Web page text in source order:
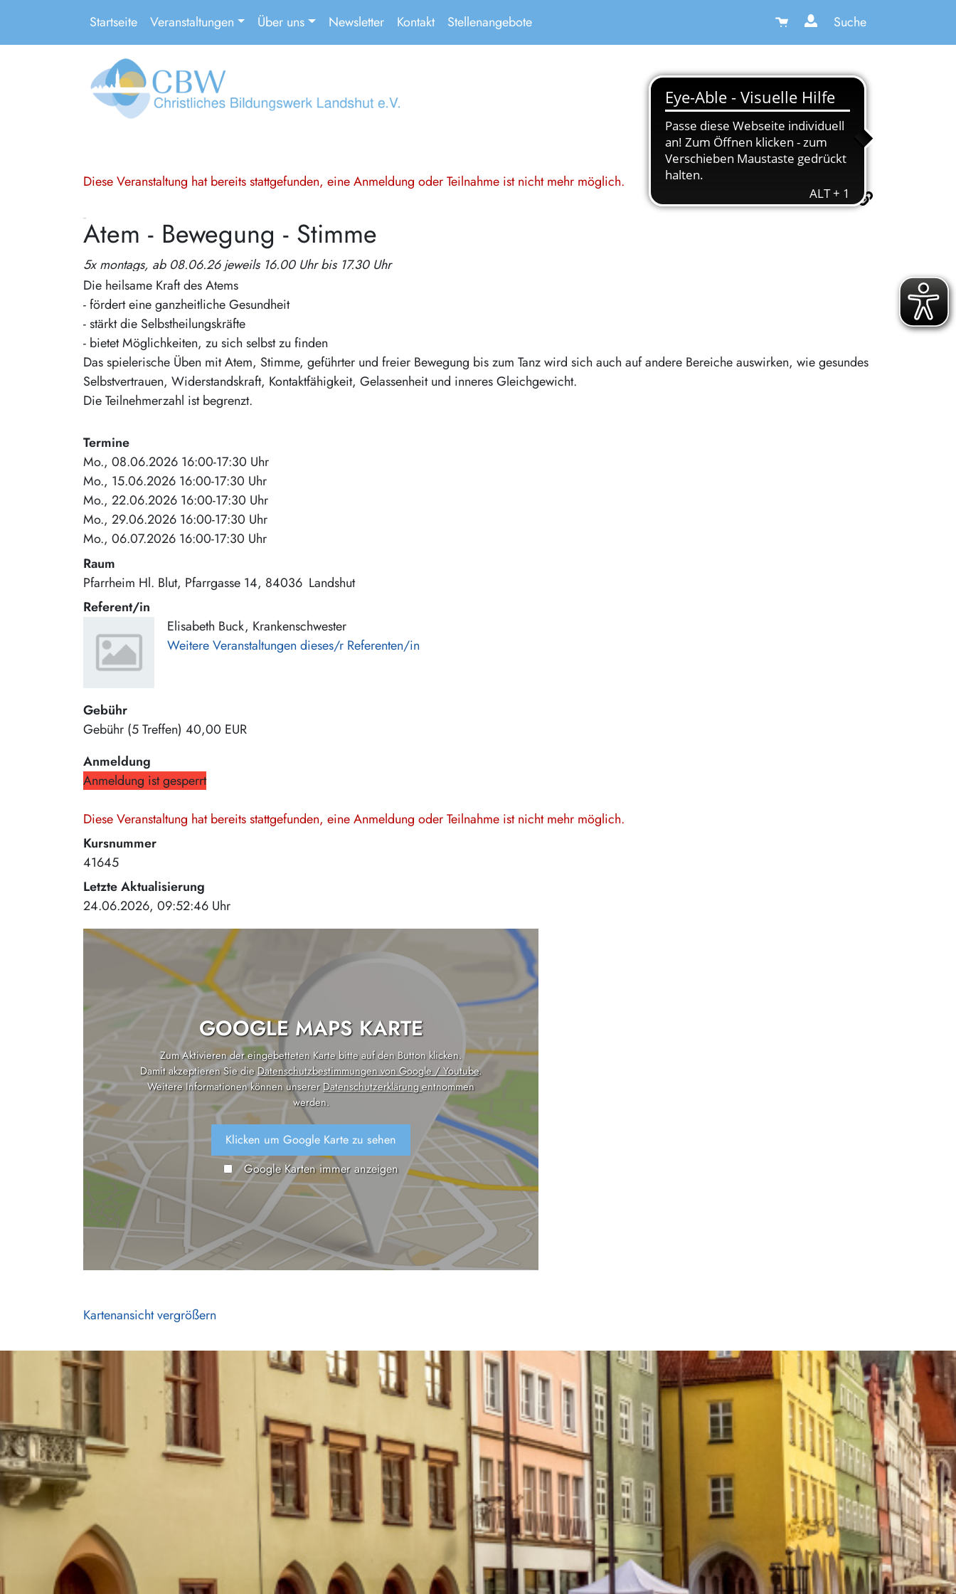
Startseite Veranstaltungen Über uns Newsletter Kontakt Stellenangebote Suche
Diese Veranstaltung hat bereits stattgefunden, eine Anmeldung oder Teilnahme ist nicht mehr möglich.
Atem - Bewegung - Stimme
5x montags, ab 08.06.26 jeweils 16.00 Uhr bis 17.30 Uhr
Die heilsame Kraft des Atems
- fördert eine ganzheitliche Gesundheit
- stärkt die Selbstheilungskräfte
- bietet Möglichkeiten, zu sich selbst zu finden
Das spielerische Üben mit Atem, Stimme, geführter und freier Bewegung bis zum Tanz wird sich auch auf andere Bereiche auswirken, wie gesundes
Selbstvertrauen, Widerstandskraft, Kontaktfähigkeit, Gelassenheit und inneres Gleichgewicht.
Die Teilnehmerzahl ist begrenzt.
Termine
Mo., 08.06.2026 16:00-17:30 Uhr
Mo., 15.06.2026 16:00-17:30 Uhr
Mo., 22.06.2026 16:00-17:30 Uhr
Mo., 29.06.2026 16:00-17:30 Uhr
Mo., 06.07.2026 16:00-17:30 Uhr
Raum
Pfarrheim Hl. Blut Pfarrgasse 14 84036 Landshut
Referent/in
Elisabeth Buck, Krankenschwester
Weitere Veranstaltungen dieses/r Referenten/in
Gebühr
Gebühr (5 Treffen) 40,00 EUR
Anmeldung
Anmeldung ist gesperrt
Diese Veranstaltung hat bereits stattgefunden, eine Anmeldung oder Teilnahme ist nicht mehr möglich.
Kursnummer
41645
Letzte Aktualisierung
24.06.2026, 09:52:46 Uhr
GOOGLE MAPS KARTE
Zum Aktivieren der eingebetteten Karte bitte auf den Button klicken.
Damit akzeptieren Sie dieDatenschutzbestimmungen von Google / Youtube.
Weitere Informationen können unsererDatenschutzerklärungentnommen
werden.
Klicken um Google Karte zu sehen
Google Karten immer anzeigen
Kartenansicht vergrößern